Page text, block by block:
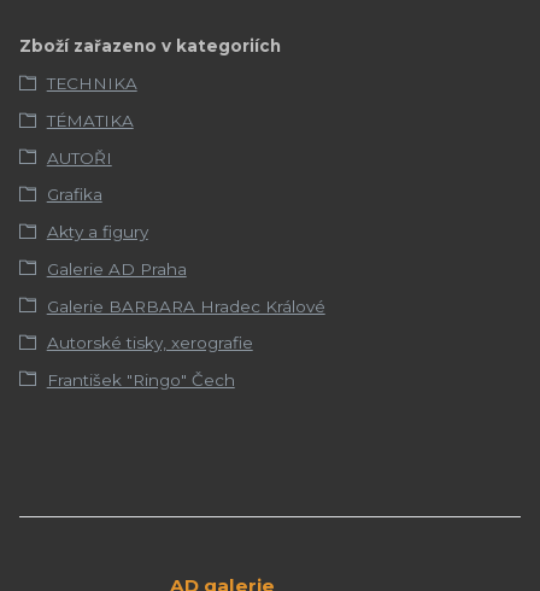
Zboží zařazeno v kategoriích
TECHNIKA
TÉMATIKA
AUTOŘI
Grafika
Akty a figury
Galerie AD Praha
Galerie BARBARA Hradec Králové
Autorské tisky, xerografie
František "Ringo" Čech
AD galerie